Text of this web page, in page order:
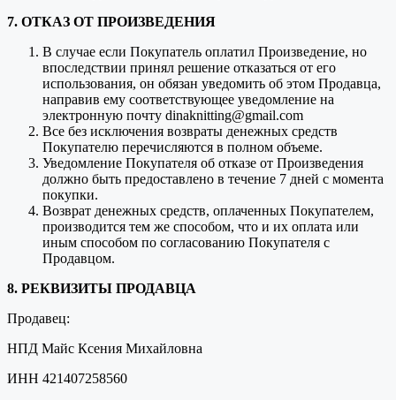
7. ОТКАЗ ОТ ПРОИЗВЕДЕНИЯ
В случае если Покупатель оплатил Произведение, но
впоследствии принял решение отказаться от его
использования, он обязан уведомить об этом Продавца,
направив ему соответствующее уведомление на
электронную почту dinaknitting@gmail.com
Все без исключения возвраты денежных средств
Покупателю перечисляются в полном объеме.
Уведомление Покупателя об отказе от Произведения
должно быть предоставлено в течение 7 дней с момента
покупки.
Возврат денежных средств, оплаченных Покупателем,
производится тем же способом, что и их оплата или
иным способом по согласованию Покупателя с
Продавцом.
8. РЕКВИЗИТЫ ПРОДАВЦА
Продавец:
НПД Майс Ксения Михайловна
ИНН 421407258560